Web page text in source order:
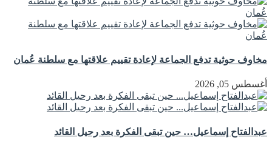
مخاوف حوثية تدفع الجماعة لإعادة تقييم علاقتها مع سلطنة عُمان
أغسطس 05, 2026
عبدالفتاح إسماعيل… حين تبقى الفكرة بعد رحيل القائد